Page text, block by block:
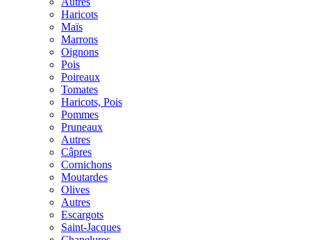
Haricots
Maïs
Marrons
Oignons
Pois
Poireaux
Tomates
Haricots, Pois
Pommes
Pruneaux
Autres
Câpres
Cornichons
Moutardes
Olives
Autres
Escargots
Saint-Jacques